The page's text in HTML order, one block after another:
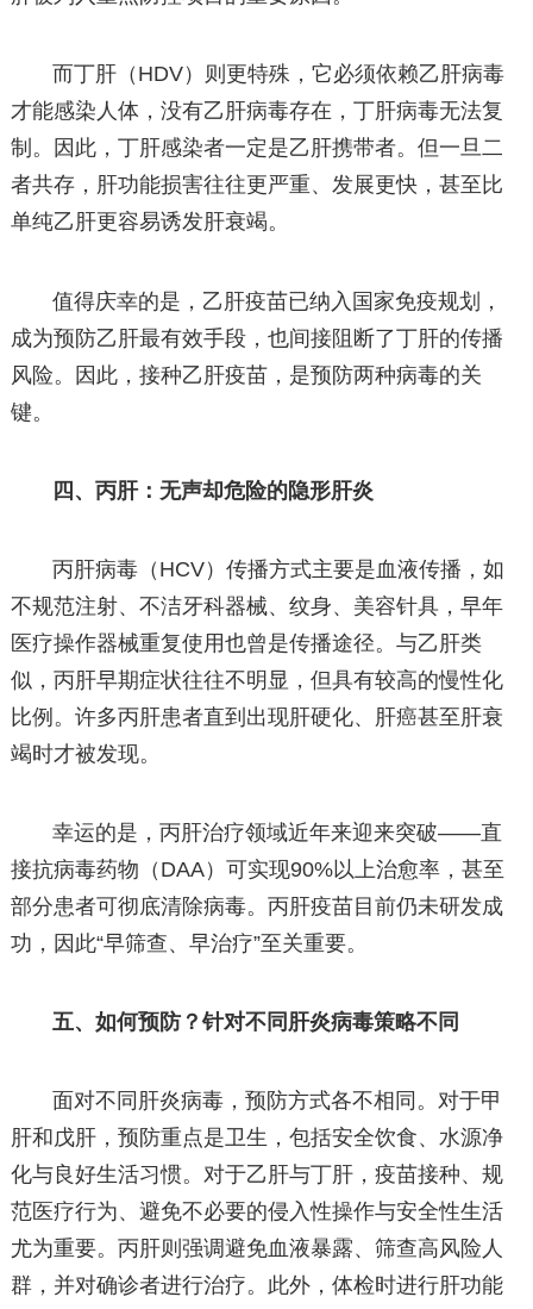
而丁肝（HDV）则更特殊，它必须依赖乙肝病毒
才能感染人体，没有乙肝病毒存在，丁肝病毒无法复
制。因此，丁肝感染者一定是乙肝携带者。但一旦二
者共存，肝功能损害往往更严重、发展更快，甚至比
单纯乙肝更容易诱发肝衰竭。
值得庆幸的是，乙肝疫苗已纳入国家免疫规划，
成为预防乙肝最有效手段，也间接阻断了丁肝的传播
风险。因此，接种乙肝疫苗，是预防两种病毒的关
键。
四、丙肝：无声却危险的隐形肝炎
丙肝病毒（HCV）传播方式主要是血液传播，如
不规范注射、不洁牙科器械、纹身、美容针具，早年
医疗操作器械重复使用也曾是传播途径。与乙肝类
似，丙肝早期症状往往不明显，但具有较高的慢性化
比例。许多丙肝患者直到出现肝硬化、肝癌甚至肝衰
竭时才被发现。
幸运的是，丙肝治疗领域近年来迎来突破——直
接抗病毒药物（DAA）可实现90%以上治愈率，甚至
部分患者可彻底清除病毒。丙肝疫苗目前仍未研发成
功，因此“早筛查、早治疗”至关重要。
五、如何预防？针对不同肝炎病毒策略不同
面对不同肝炎病毒，预防方式各不相同。对于甲
肝和戊肝，预防重点是卫生，包括安全饮食、水源净
化与良好生活习惯。对于乙肝与丁肝，疫苗接种、规
范医疗行为、避免不必要的侵入性操作与安全性生活
尤为重要。丙肝则强调避免血液暴露、筛查高风险人
群，并对确诊者进行治疗。此外，体检时进行肝功能